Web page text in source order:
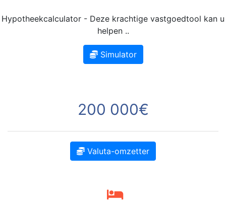
Hypotheekcalculator - Deze krachtige vastgoedtool kan u
helpen ..
Simulator
200 000€
Valuta-omzetter